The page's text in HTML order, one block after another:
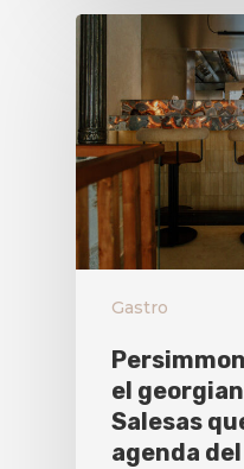
Gastro
el
Salesas
agenda